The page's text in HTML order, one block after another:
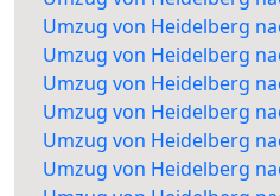
Umzug von Heidelberg
Umzug von Heidelberg
Umzug von Heidelberg
Umzug von Heidelberg
Umzug von Heidelberg
Umzug von Heidelberg